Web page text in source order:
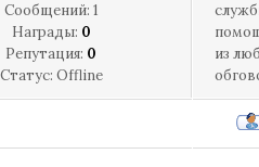
Сообщений: 1
Награды: 0
Репутация: 0
Статус: Offline
из